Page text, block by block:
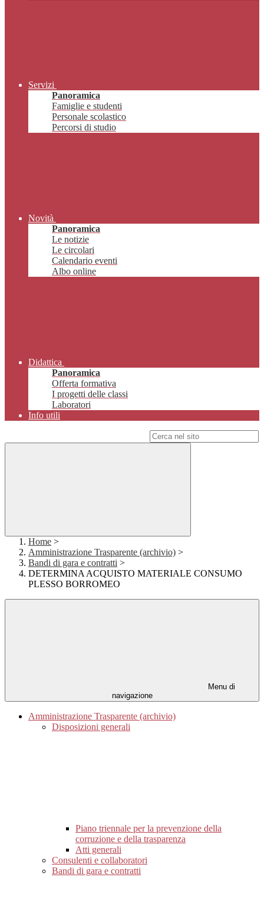
Servizi
Panoramica
Famiglie e studenti
Personale scolastico
Percorsi di studio
Novità
Panoramica
Le notizie
Le circolari
Calendario eventi
Albo online
Didattica
Panoramica
Offerta formativa
I progetti delle classi
Laboratori
Info utili
Home >
Amministrazione Trasparente (archivio) >
Bandi di gara e contratti >
DETERMINA ACQUISTO MATERIALE CONSUMO
PLESSO BORROMEO
Menu di
navigazione
Amministrazione Trasparente (archivio)
Disposizioni generali
Piano triennale per la prevenzione della
corruzione e della trasparenza
Atti generali
Consulenti e collaboratori
Bandi di gara e contratti